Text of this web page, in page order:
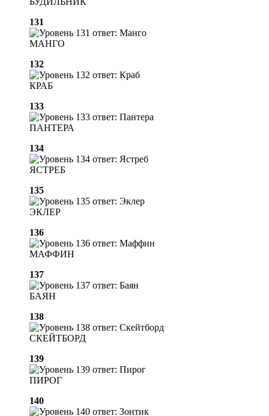
131
МАНГО
132
КРАБ
133
ПАНТЕРА
134
ЯСТРЕБ
135
ЭКЛЕР
136
МАФФИН
137
БАЯН
138
СКЕЙТБОРД
139
ПИРОГ
140